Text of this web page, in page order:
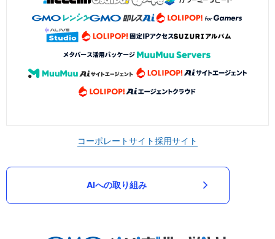
コーポレートサイト採用サイト
AIへの取り組み